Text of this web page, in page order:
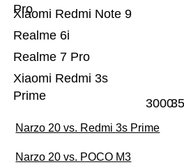
Xiaomi Redmi 3s
Prime
Realme 7 Pro
Realme 6i
Xiaomi Redmi Note 9
Pro
3000
Narzo 20 vs. Redmi 3s Prime
Narzo 20 vs. POCO M3